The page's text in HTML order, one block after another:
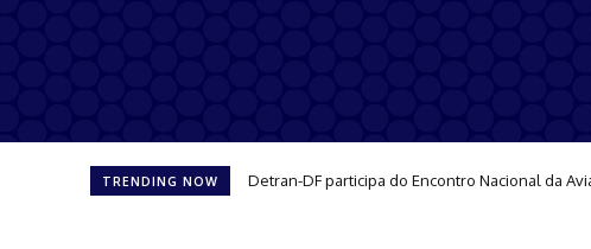
TRENDING NOW Detran-DF participa do Encontro Nacional da